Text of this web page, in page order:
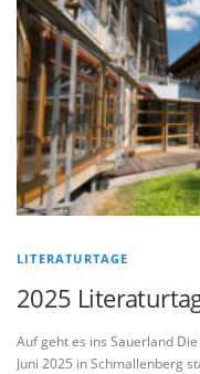
LITERATURTAGE
2025
Auf geht es ins Sauerland
Juni 2025 in Schmallenberg